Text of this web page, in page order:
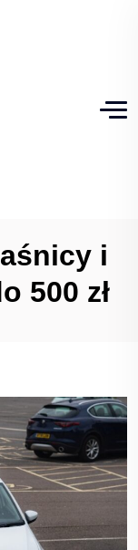
i
500 zł